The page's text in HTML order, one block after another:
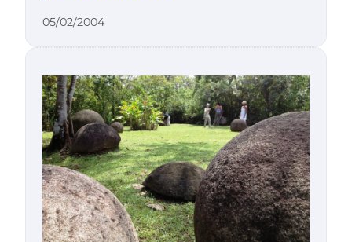
05/02/2004